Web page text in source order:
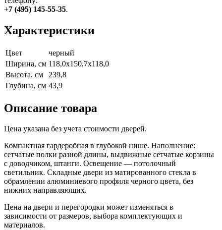
+7 (495) 145-55-35.
Характеристики
Цвет
черный
Ширина, см 118,0х150,7х118,0
Высота, см
239,8
Глубина, см 43,9
Описание товара
Цена указана без учета стоимости дверей.
Компактная гардеробная в глубокой нише. Наполнение:
сетчатые полки разной длины, выдвижные сетчатые корзины
с доводчиком, штанги. Освещение — потолочный
светильник. Складные двери из матированного стекла в
обрамлении алюминиевого профиля черного цвета, без
нижних направляющих.
Цена на двери и перегородки может изменяться в
зависимости от размеров, выбора комплектующих и
материалов.